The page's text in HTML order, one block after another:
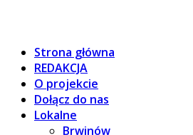
Strona główna
REDAKCJA
O projekcie
Dołącz do nas
Lokalne
Brwinów